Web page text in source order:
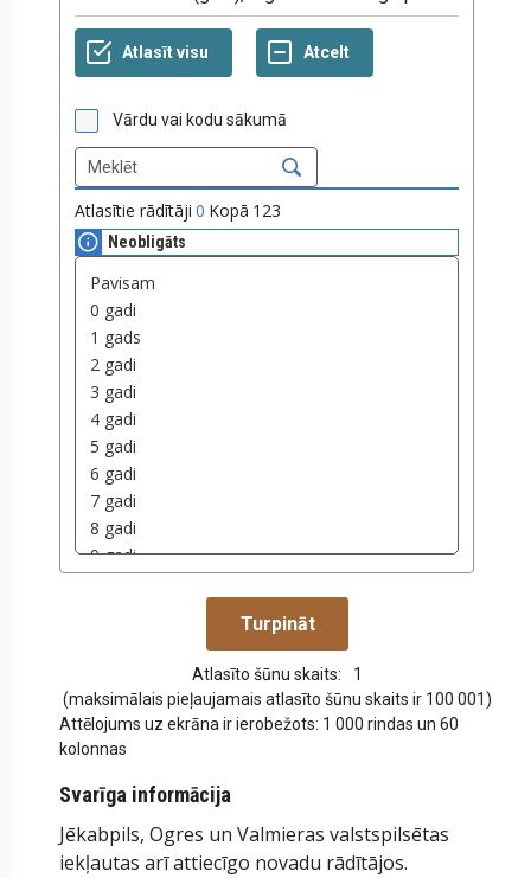
Vārdu vai kodu sākumā
Atlasītie rādītāji 0 Kopā 123
Neobligāts
Atlasīto šūnu skaits:
1
(maksimālais pieļaujamais atlasīto šūnu skaits ir 100 001)
Attēlojums uz ekrāna ir ierobežots: 1 000 rindas un 60
kolonnas
Svarīga informācija
Jēkabpils, Ogres un Valmieras valstspilsētas
iekļautas arī attiecīgo novadu rādītājos.